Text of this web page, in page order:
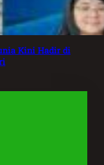
Kini Hadir di